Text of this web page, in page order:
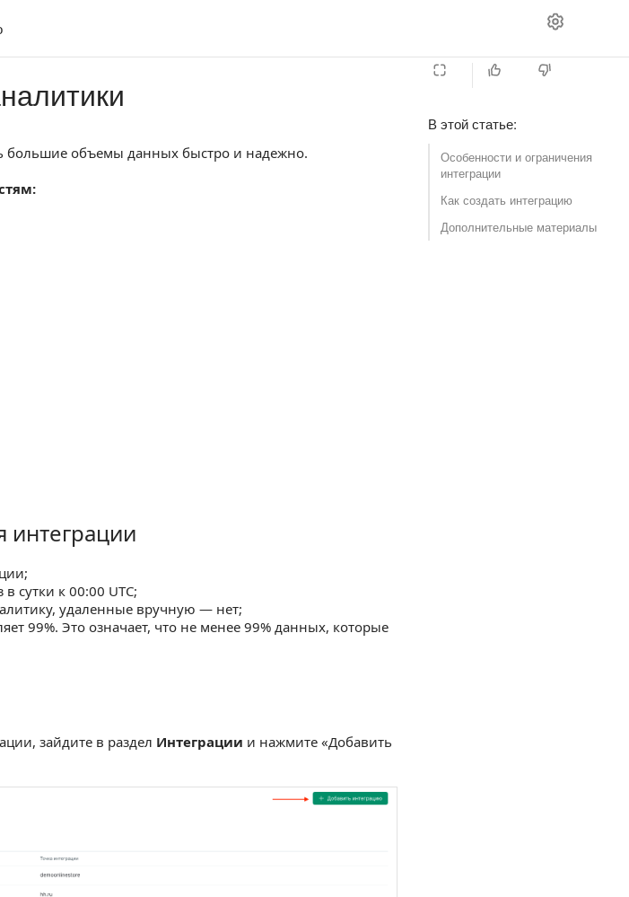
В этой статье:
Особенности и ограничения
интеграции
Как создать интеграцию
Дополнительные материалы
большие объемы данных быстро и надежно.
интеграции
сутки к 00:00 UTC;
удаленные вручную — нет;
99%. Это означает, что не менее 99% данных, которые
зайдите в раздел Интеграции и нажмите «Добавить